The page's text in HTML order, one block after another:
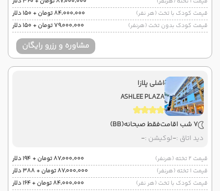
قیمت کودک با تخت (هر نفر)
۸۴٬۰۰۰٬۰۰۰ تومان + ۱۵۰ دلار
قیمت کودک بدون تخت (هرنفر)
۷۹٬۰۰۰٬۰۰۰ تومان + ۱۵۰ دلار
مشاوره و رزرو رایگان
اشلی پلازا
ASHLEE PLAZA
7 شب اقامت فقط صبحانه(BB)
دید اتاق :-لوکیشن :-
قیمت 2 تخته (هرنفر)
۸۷٬۰۰۰٬۰۰۰ تومان + ۱۹۴ دلار
قیمت 1 تخته (هرنفر)
۸۷٬۰۰۰٬۰۰۰ تومان + ۳۸۸ دلار
قیمت کودک با تخت (هر نفر)
۸۴٬۰۰۰٬۰۰۰ تومان + ۱۶۴ دلار